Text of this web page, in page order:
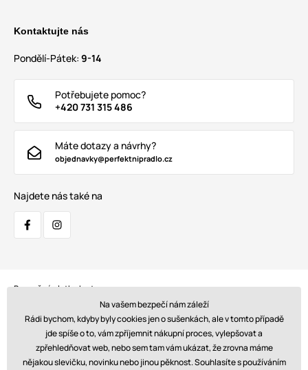
Kontaktujte nás
Pondělí-Pátek: 9-14
Potřebujete pomoc?
+420 731 315 486
Máte dotazy a návrhy?
objednavky@perfektnipradlo.cz
Najdete nás také na
Bezpečná platba kartou:
Doprava:
Na vašem bezpečí nám záleží
Rádi bychom, kdyby byly cookies jen o sušenkách, ale v tomto případě
jde spíše o to, vám zpříjemnit nákupní proces, vylepšovat a
zpřehledňovat web, nebo sem tam vám ukázat, že zrovna máme
nějakou slevičku, novinku nebo jinou pěknost. Souhlasíte s používáním